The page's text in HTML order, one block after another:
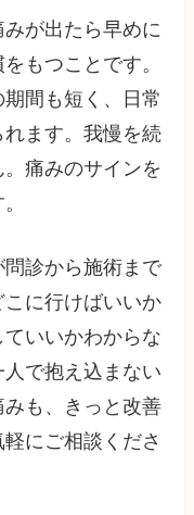
が出たら早めに
もつことです。
間も短く、日常
ます。我慢を続
痛みのサインを
診から施術まで
に行けばいいか
いいかわからな
で抱え込まない
も、きっと改善
にご相談くださ